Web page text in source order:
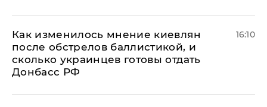
Как изменилось мнение киевлян
после обстрелов баллистикой, и
сколько украинцев готовы отдать
Донбасс РФ
16:10